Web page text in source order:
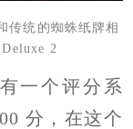
传统的蜘蛛纸牌相
2
一个评分系
分，在这个